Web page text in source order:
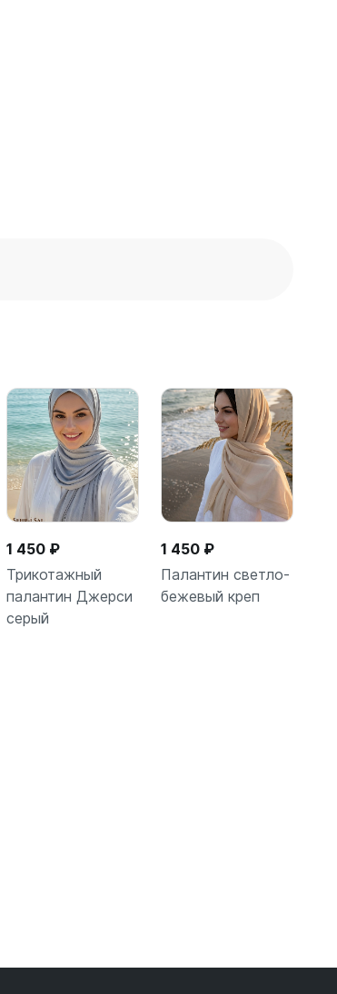
В корзину
1 450 ₽
Трикотажный
палантин Джерси
серый
1 450 ₽
Палантин светло-
бежевый креп